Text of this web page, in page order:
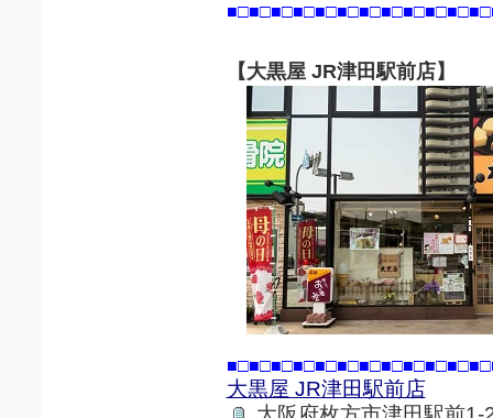
【大黒屋 JR津田駅前店】
大黒屋 JR津田駅前店